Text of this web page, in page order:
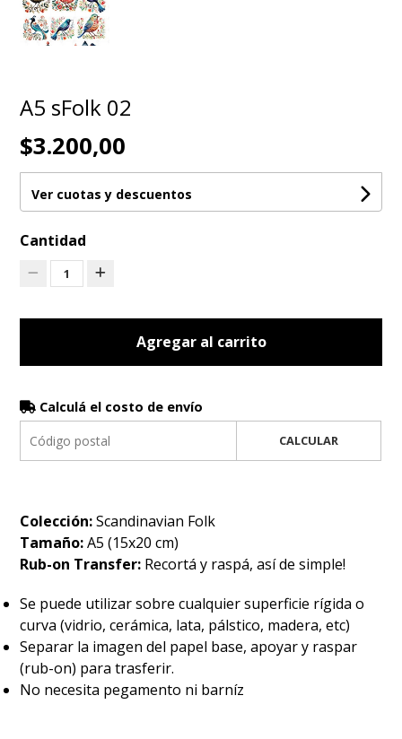
A5 sFolk 02
$3.200,00
Ver cuotas y descuentos
Cantidad
1
Agregar al carrito
Calculá el costo de envío
CALCULAR
Colección:Scandinavian Folk
Tamaño:A5 (15x20 cm)
Rub-on Transfer: Recortá y raspá, así de simple!
Se puede utilizar sobre cualquier superficie rígida o
curva (vidrio, cerámica, lata, pálstico, madera, etc)
Separar la imagen del papel base, apoyar y raspar
(rub-on) para trasferir.
No necesita pegamento ni barníz